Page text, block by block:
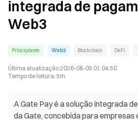
integrada de
Web3
Principiante Web3 Blockchain DeFi
Última atualização2026-08-05 01:04:50
Tempo de leitura: 5m
A Gate Pay é a solução integrada
da Gate, concebida para empresas